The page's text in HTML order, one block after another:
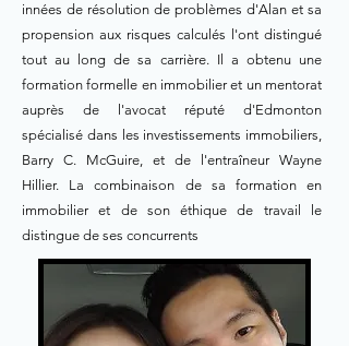
innées de résolution de problèmes d'Alan et sa
propension aux risques calculés l'ont distingué
tout au long de sa carrière. Il a obtenu une
formation formelle en immobilier et un mentorat
auprès de l'avocat réputé d'Edmonton
spécialisé dans les investissements immobiliers,
Barry C. McGuire, et de l'entraîneur Wayne
Hillier. La combinaison de sa formation en
immobilier et de son éthique de travail le
distingue de ses concurrents